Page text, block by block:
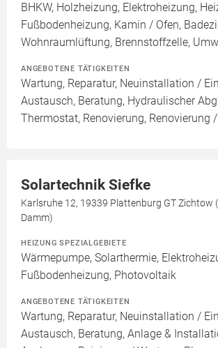
BHKW, Holzheizung, Elektroheizung,
Fußbodenheizung, Kamin / Ofen,
Wohnraumlüftung, Brennstoffzelle,
ANGEBOTENE TÄTIGKEITEN
Wartung, Reparatur, Neuinstallation /
Austausch, Beratung, Hydraulischer
Thermostat, Renovierung, Renovierung
Solartechnik Siefke
Karlsruhe 12, 19339 Plattenburg GT Zichtow
Damm)
HEIZUNG SPEZIALGEBIETE
Wärmepumpe, Solarthermie,
Fußbodenheizung, Photovoltaik
ANGEBOTENE TÄTIGKEITEN
Wartung, Reparatur, Neuinstallation /
Austausch, Beratung, Anlage &